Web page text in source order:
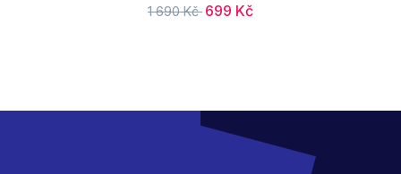
1 690 Kč 699 Kč